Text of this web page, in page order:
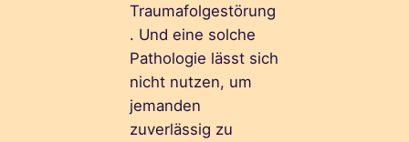
Traumafolgestörung
. Und eine solche
Pathologie lässt sich
nicht nutzen, um
jemanden
zuverlässig zu